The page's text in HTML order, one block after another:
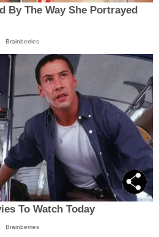
By The Way She Portrayed
Brainberries
To Watch Today
Brainberries